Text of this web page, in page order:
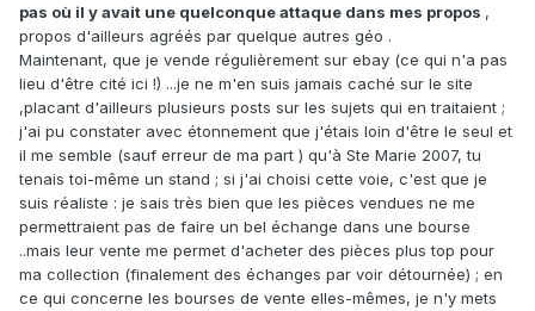
pas où il y avait une quelconque attaque dans mes propos ,
propos d'ailleurs agréés par quelque autres géo .
Maintenant, que je vende régulièrement sur ebay (ce qui n'a pas
lieu d'être cité ici !) ...je ne m'en suis jamais caché sur le site
,placant d'ailleurs plusieurs posts sur les sujets qui en traitaient ;
j'ai pu constater avec étonnement que j'étais loin d'être le seul et
il me semble (sauf erreur de ma part ) qu'à Ste Marie 2007, tu
tenais toi-même un stand ; si j'ai choisi cette voie, c'est que je
suis réaliste : je sais très bien que les pièces vendues ne me
permettraient pas de faire un bel échange dans une bourse
..mais leur vente me permet d'acheter des pièces plus top pour
ma collection (finalement des échanges par voir détournée) ; en
ce qui concerne les bourses de vente elles-mêmes, je n'y mets